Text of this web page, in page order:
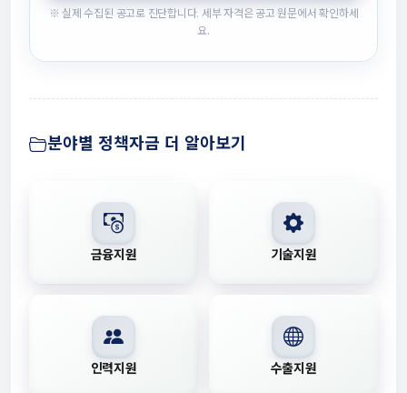
※ 실제 수집된 공고로 진단합니다. 세부 자격은 공고 원문에서 확인하세
요.
분야별 정책자금 더 알아보기
금융지원 기술지원
인력지원 수출지원